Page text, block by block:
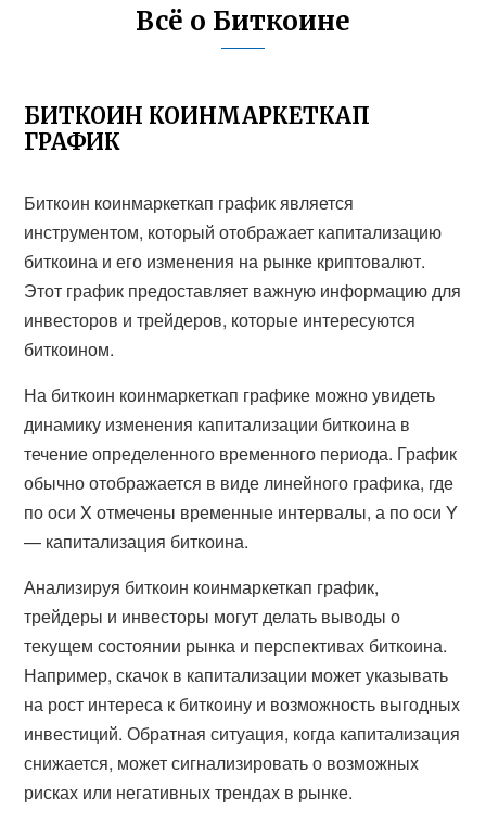
Всё о Биткоине
БИТКОИН КОИНМАРКЕТКАП
ГРАФИК
Биткоин коинмаркеткап график является
инструментом, который отображает капитализацию
биткоина и его изменения на рынке криптовалют.
Этот график предоставляет важную информацию для
инвесторов и трейдеров, которые интересуются
биткоином.
На биткоин коинмаркеткап графике можно увидеть
динамику изменения капитализации биткоина в
течение определенного временного периода. График
обычно отображается в виде линейного графика, где
по оси X отмечены временные интервалы, а по оси Y
— капитализация биткоина.
Анализируя биткоин коинмаркеткап график,
трейдеры и инвесторы могут делать выводы о
текущем состоянии рынка и перспективах биткоина.
Например, скачок в капитализации может указывать
на рост интереса к биткоину и возможность выгодных
инвестиций. Обратная ситуация, когда капитализация
снижается, может сигнализировать о возможных
рисках или негативных трендах в рынке.